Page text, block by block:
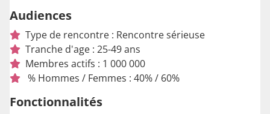
Audiences
Type de rencontre : Rencontre sérieuse
Tranche d'age : 25-49 ans
Membres actifs : 1 000 000
% Hommes / Femmes : 40% / 60%
Fonctionnalités